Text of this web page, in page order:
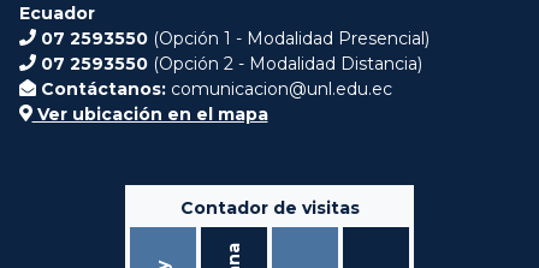
Ecuador
07 2593550 (Opción 1 - Modalidad Presencial)
07 2593550 (Opción 2 - Modalidad Distancia)
Contáctanos: comunicacion@unl.edu.ec
Ver ubicación en el mapa
Contador de visitas